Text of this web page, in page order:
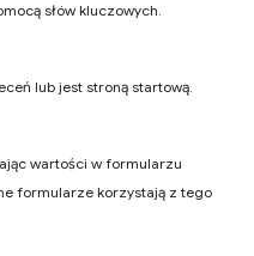
słów kluczowych.
lub jest stroną startową.
wartości w formularzu
formularze korzystają z tego